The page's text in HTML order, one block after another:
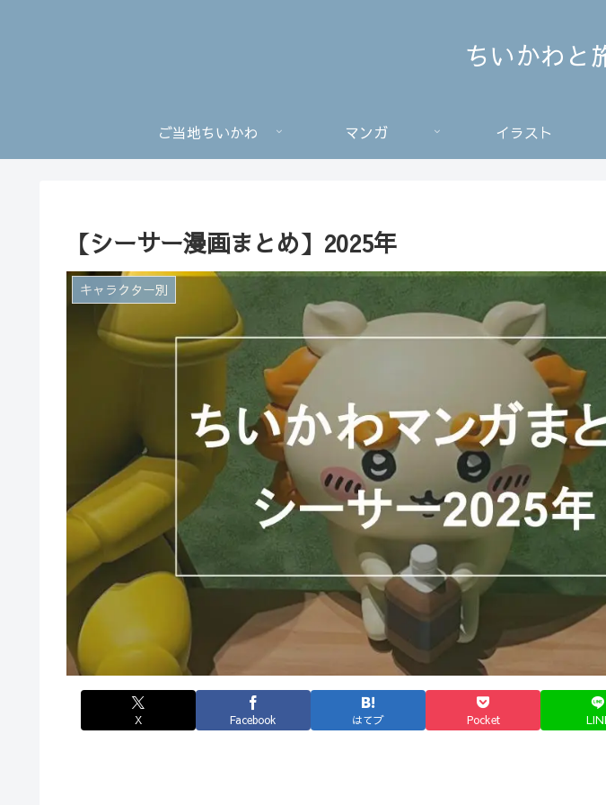
ちいかわと
ご当地ちいかわ マンガ イラスト
【シーサー漫画まとめ】2025年
キャラクター別
X Facebook はてブ Pocket